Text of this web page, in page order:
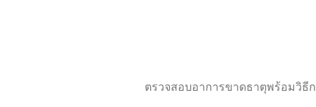
ตรวจสอบอาการขาดธาตุพร้อมวิธี